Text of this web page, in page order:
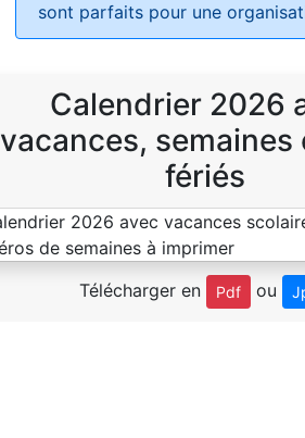
sont parfaits pour une
Calendrier 2026
vacances, semaines
fériés
Télécharger en Pdf ou